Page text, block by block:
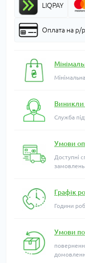
LIQPAY
Оплата на р/р
Виникли
Служба
Умови
Доступні
замовлень
Графік
Години
Умови